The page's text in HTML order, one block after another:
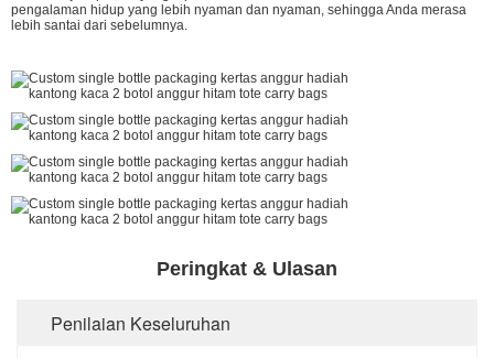
pengalaman hidup yang lebih nyaman dan nyaman, sehingga Anda merasa
lebih santai dari sebelumnya.
Peringkat & Ulasan
Penilaian Keseluruhan